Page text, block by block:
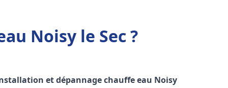
Noisy le Sec ?
et dépannage chauffe eau Noisy